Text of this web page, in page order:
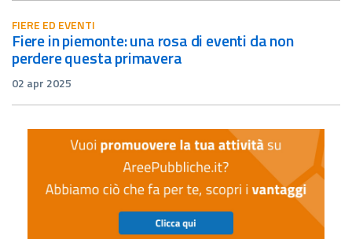
FIERE ED EVENTI
fiere in piemonte: una rosa di eventi da non
perdere questa primavera
02 apr 2025